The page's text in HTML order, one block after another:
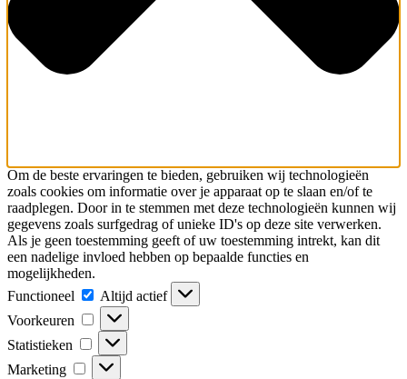
Om de beste ervaringen te bieden, gebruiken wij technologieën
zoals cookies om informatie over je apparaat op te slaan en/of te
raadplegen. Door in te stemmen met deze technologieën kunnen wij
gegevens zoals surfgedrag of unieke ID's op deze site verwerken.
Als je geen toestemming geeft of uw toestemming intrekt, kan dit
een nadelige invloed hebben op bepaalde functies en
mogelijkheden.
Functioneel
Functioneel
Altijd actief
Voorkeuren
Voorkeuren
Statistieken Statistieken
Marketing Marketing